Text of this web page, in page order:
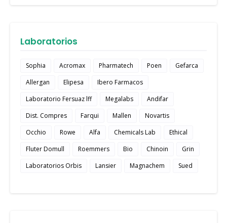
Laboratorios
Sophia Acromax Pharmatech Poen
Gefarca
Allergan
Elipesa
Ibero Farmacos
Laboratorio Fersuaz lff
Megalabs
Andifar
Dist. Compres
Farqui Mallen
Novartis
Occhio
Rowe Alfa Chemicals Lab
Ethical
Fluter Domull
Roemmers Bio Chinoin
Grin
Laboratorios Orbis
Lansier Magnachem Sued